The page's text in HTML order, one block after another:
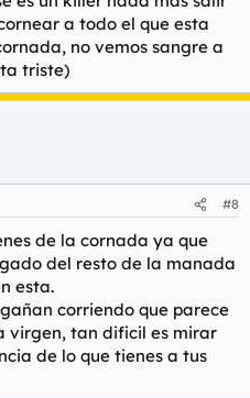
a todo el que esta
no vemos sangre a
triste)
#8
de la cornada ya que
del resto de la manada
esta.
corriendo que parece
virgen, tan dificil es mirar
de lo que tienes a tus